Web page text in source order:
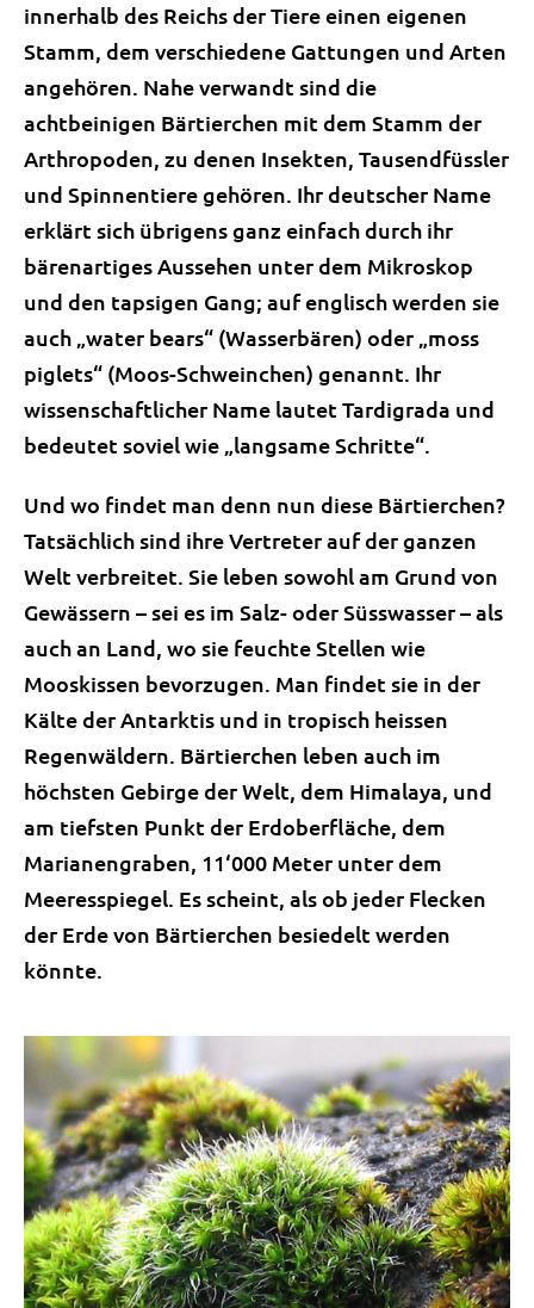
innerhalb des Reichs der Tiere einen eigenen
Stamm, dem verschiedene Gattungen und Arten
angehören. Nahe verwandt sind die
achtbeinigen Bärtierchen mit dem Stamm der
Arthropoden, zu denen Insekten, Tausendfüssler
und Spinnentiere gehören. Ihr deutscher Name
erklärt sich übrigens ganz einfach durch ihr
bärenartiges Aussehen unter dem Mikroskop
und den tapsigen Gang; auf englisch werden sie
auch „water bears“ (Wasserbären) oder „moss
piglets“ (Moos-Schweinchen) genannt. Ihr
wissenschaftlicher Name lautet Tardigrada und
bedeutet soviel wie „langsame Schritte“.
Und wo findet man denn nun diese Bärtierchen?
Tatsächlich sind ihre Vertreter auf der ganzen
Welt verbreitet. Sie leben sowohl am Grund von
Gewässern – sei es im Salz- oder Süsswasser – als
auch an Land, wo sie feuchte Stellen wie
Mooskissen bevorzugen. Man findet sie in der
Kälte der Antarktis und in tropisch heissen
Regenwäldern. Bärtierchen leben auch im
höchsten Gebirge der Welt, dem Himalaya, und
am tiefsten Punkt der Erdoberfläche, dem
Marianengraben, 11‘000 Meter unter dem
Meeresspiegel. Es scheint, als ob jeder Flecken
der Erde von Bärtierchen besiedelt werden
könnte.